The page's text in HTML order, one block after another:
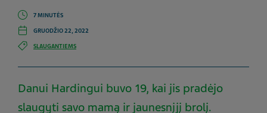
7 MINUTĖS
GRUODŽIO 22, 2022
SLAUGANTIEMS
Danui Hardingui buvo 19, kai jis pradėjo
slaugyti savo mamą ir jaunesnįjį brolį.